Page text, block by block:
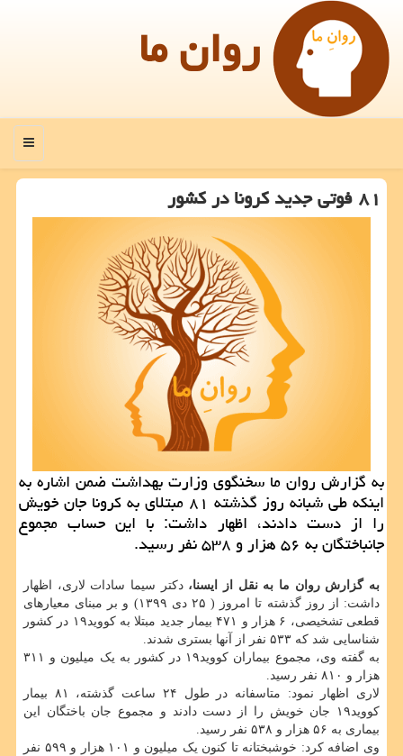
روان ما
منو
۸۱ فوتی جدید كرونا در كشور
به گزارش روان ما سخنگوی وزارت بهداشت ضمن اشاره به
اینکه طی شبانه روز گذشته ۸۱ مبتلای به کرونا جان خویش
را از دست دادند، اظهار داشت: با این حساب مجموع
جانباختگان به ۵۶ هزار و ۵۳۸ نفر رسید.
به گزارش روان ما به نقل از ایسنا،دکتر سیما سادات لاری، اظهار
داشت: از روز گذشته تا امروز ( ۲۵ دی ۱۳۹۹) و بر مبنای معیارهای
قطعی تشخیصی، ۶ هزار و ۴۷۱ بیمار جدید مبتلا به کووید۱۹ در کشور
شناسایی شد که ۵۳۳ نفر از آنها بستری شدند.
به گفته وی، مجموع بیماران کووید۱۹ در کشور به یک میلیون و ۳۱۱
هزار و ۸۱۰ نفر رسید.
لاری اظهار نمود: متاسفانه در طول ۲۴ ساعت گذشته، ۸۱ بیمار
کووید۱۹ جان خویش را از دست دادند و مجموع جان باختگان این
بیماری به ۵۶ هزار و ۵۳۸ نفر رسید.
وی اضافه کرد: خوشبختانه تا کنون یک میلیون و ۱۰۱ هزار و ۵۹۹ نفر